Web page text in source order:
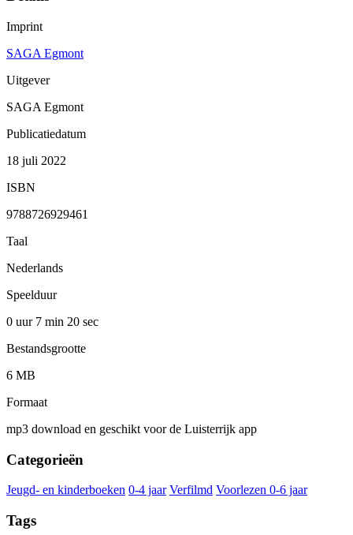
Imprint
SAGA Egmont
Uitgever
SAGA Egmont
Publicatiedatum
18 juli 2022
ISBN
9788726929461
Taal
Nederlands
Speelduur
0 uur 7 min 20 sec
Bestandsgrootte
6 MB
Formaat
mp3 download en geschikt voor de Luisterrijk app
Categorieën
Jeugd- en kinderboeken 0-4 jaar Verfilmd Voorlezen 0-6 jaar
Tags